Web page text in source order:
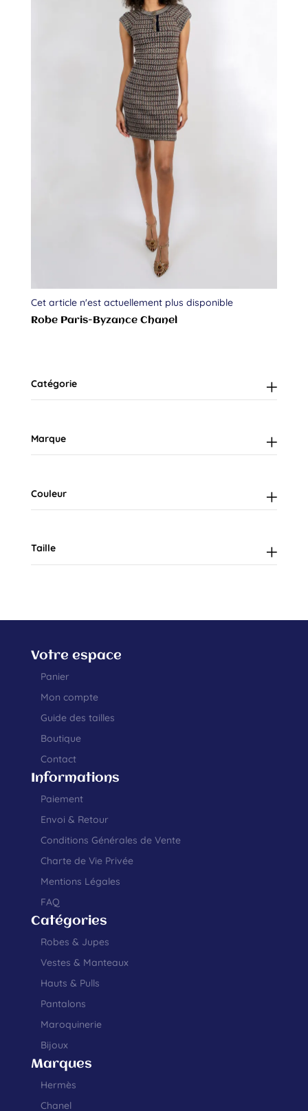
Cet article n'est actuellement plus disponible
Robe Paris-Byzance Chanel
Catégorie
Marque
Couleur
Taille
Votre espace
Panier
Mon compte
Guide des tailles
Boutique
Contact
Informations
Paiement
Envoi & Retour
Conditions Générales de Vente
Charte de Vie Privée
Mentions Légales
FAQ
Catégories
Robes & Jupes
Vestes & Manteaux
Hauts & Pulls
Pantalons
Maroquinerie
Bijoux
Marques
Hermès
Chanel